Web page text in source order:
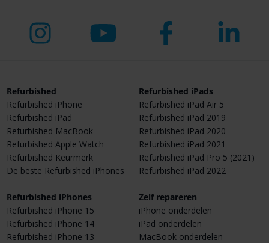
Refurbished
Refurbished iPhone
Refurbished iPad
Refurbished MacBook
Refurbished Apple Watch
Refurbished Keurmerk
De beste Refurbished iPhones
Refurbished iPhones
Refurbished iPhone 15
Refurbished iPhone 14
Refurbished iPhone 13
Refurbished iPads
Refurbished iPad Air 5
Refurbished iPad 2019
Refurbished iPad 2020
Refurbished iPad 2021
Refurbished iPad Pro 5 (2021)
Refurbished iPad 2022
Zelf repareren
iPhone onderdelen
iPad onderdelen
MacBook onderdelen